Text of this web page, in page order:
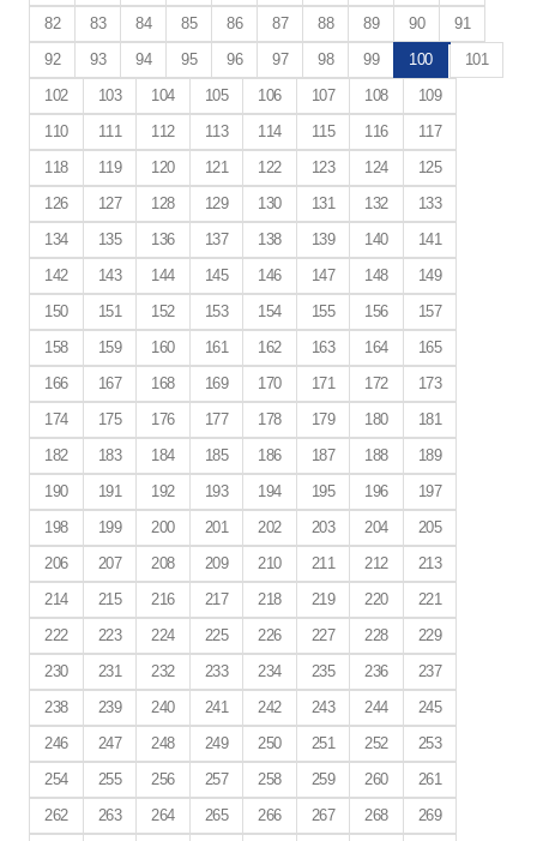
82 83 84 85 86 87 88 89 90
91
92
93 94 95 96 97 98 99 100
101
102
103 104 105 106 107 108
109
110
111 112 113 114 115 116
117
118
119 120 121 122 123 124
125
126
127 128 129 130 131 132
133
134
135 136 137 138 139 140
141
142
143 144 145 146 147 148
149
150
151 152 153 154 155 156
157
158
159 160 161 162 163 164
165
166
167 168 169 170 171 172
173
174
175 176 177 178 179 180
181
182
183 184 185 186 187 188
189
190
191 192 193 194 195 196
197
198
199 200 201 202 203 204
205
206
207 208 209 210 211 212
213
214
215 216 217 218 219 220
221
222
223 224 225 226 227 228
229
230
231 232 233 234 235 236
237
238
239 240 241 242 243 244
245
246
247 248 249 250 251 252
253
254
255 256 257 258 259 260
261
262
263 264 265 266 267 268
269